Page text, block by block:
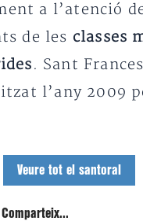
a l’atenció
de les classes
. Sant
l’any 2009
Veure tot el santoral
Comparteix...